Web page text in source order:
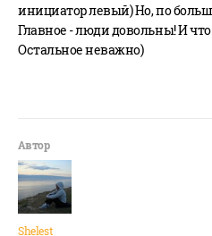
инициатор левый) Но, по
Главное - люди довольны! И что
Остальное неважно)
Shelest